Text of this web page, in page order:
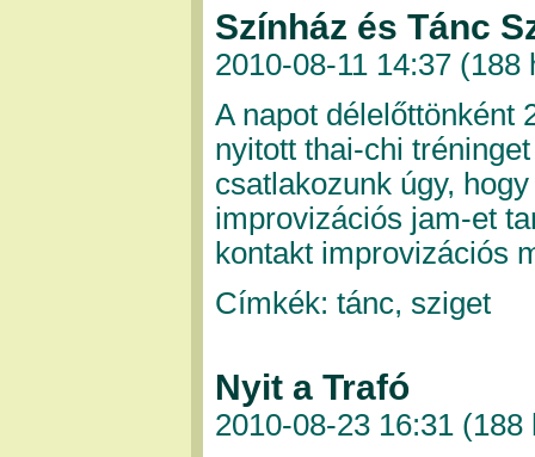
Színház és Tánc
2010-08-11 14:37 (188
A napot délelőttönként
nyitott thai-chi
csatlakozunk úgy,
improvizációs jam-et
kontakt improvizációs
Címkék: tánc, sziget
Nyit a Trafó
2010-08-23 16:31 (188